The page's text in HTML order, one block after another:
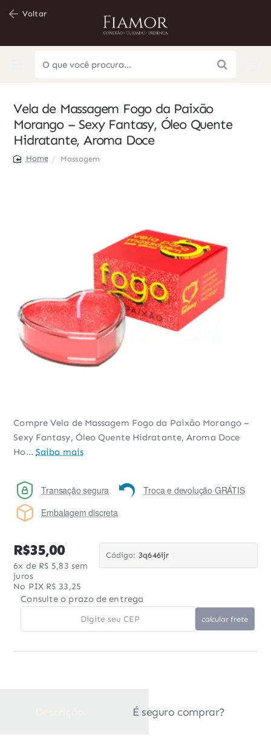
Voltar
procura...
Vela de Massagem Fogo da Paixão
Morango – Sexy Fantasy, Óleo Quente
Hidratante, Aroma Doce
Massagem
Compre Vela de Massagem Fogo da Paixão Morango –
Sexy Fantasy, Óleo Quente Hidratante, Aroma Doce
Ho... Saiba mais
Transação segura
Troca e devolução GRÁTIS
Embalagem discreta
R$35,00
6x de R$ 5,83 sem
juros
No PIX R$ 33,25
Código: 3q646ijr
Consulte o prazo de entrega
É seguro comprar?